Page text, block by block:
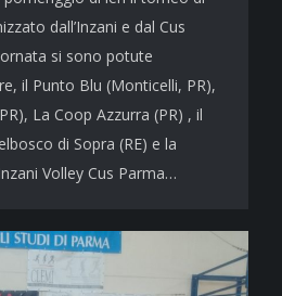
dall’Inzani e dal Cus
si sono potute
il Punto Blu (Monticelli, PR),
La Coop Azzurra (PR) , il
di Sopra (RE) e la
Volley Cus Parma…